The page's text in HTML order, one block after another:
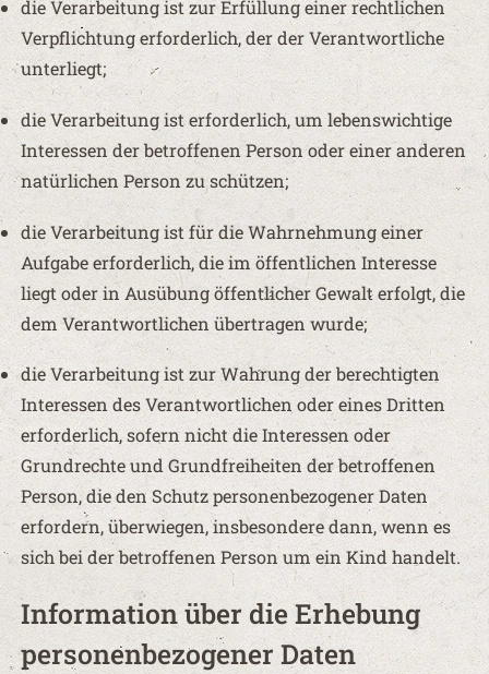
die Verarbeitung ist zur Erfüllung einer rechtlichen
Verpflichtung erforderlich, der der Verantwortliche
unterliegt;
die Verarbeitung ist erforderlich, um lebenswichtige
Interessen der betroffenen Person oder einer anderen
natürlichen Person zu schützen;
die Verarbeitung ist für die Wahrnehmung einer
Aufgabe erforderlich, die im öffentlichen Interesse
liegt oder in Ausübung öffentlicher Gewalt erfolgt, die
dem Verantwortlichen übertragen wurde;
die Verarbeitung ist zur Wahrung der berechtigten
Interessen des Verantwortlichen oder eines Dritten
erforderlich, sofern nicht die Interessen oder
Grundrechte und Grundfreiheiten der betroffenen
Person, die den Schutz personenbezogener Daten
erfordern, überwiegen, insbesondere dann, wenn es
sich bei der betroffenen Person um ein Kind handelt.
Information über die Erhebung
personenbezogener Daten